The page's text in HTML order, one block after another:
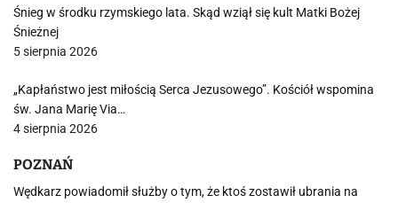
Śnieg w środku rzymskiego lata. Skąd wziął się kult Matki Bożej
Śnieżnej
5 sierpnia 2026
„Kapłaństwo jest miłością Serca Jezusowego”. Kościół wspomina
św. Jana Marię Via…
4 sierpnia 2026
POZNAŃ
Wędkarz powiadomił służby o tym, że ktoś zostawił ubrania na